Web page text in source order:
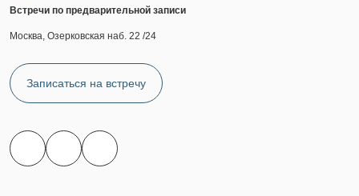
Встречи по предварительной записи
Москва, Озерковская наб. 22 /24
Записаться на встречу